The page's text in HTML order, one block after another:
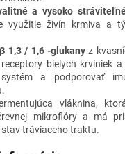
a vysoko
využitie živín krmiva a
β 1,3 / 1,6 -glukany z
bielych krviniek
a podporovať
vláknina,
mikroflóry a má
tráviaceho traktu.